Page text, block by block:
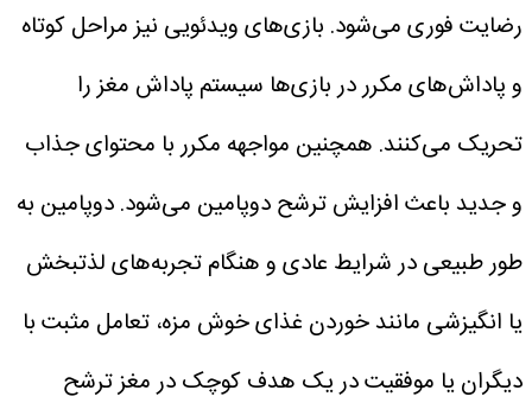
رضایت فوری می‌شود. بازی‌های ویدئویی نیز مراحل کوتاه
و پاداش‌های مکرر در بازی‌ها سیستم پاداش مغز را
تحریک می‌کنند. همچنین مواجهه مکرر با محتوای جذاب
و جدید باعث افزایش ترشح دوپامین می‌شود.دوپامین به
طور طبیعی در شرایط عادی و هنگام تجربه‌های لذتبخش
یا انگیزشی مانند خوردن غذای خوش مزه، تعامل مثبت با
دیگران یا موفقیت در یک هدف کوچک در مغز ترشح